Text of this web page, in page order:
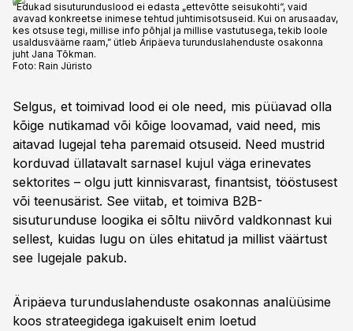
“Edukad sisuturunduslood ei edasta „ettevõtte seisukohti“, vaid
avavad konkreetse inimese tehtud juhtimisotsuseid. Kui on arusaadav,
kes otsuse tegi, millise info põhjal ja millise vastutusega, tekib loole
usaldusväärne raam,” ütleb Äripäeva turunduslahenduste osakonna
juht Jana Tõkman.
Foto: Rain Jüristo
Selgus, et toimivad lood ei ole need, mis püüavad olla
kõige nutikamad või kõige loovamad, vaid need, mis
aitavad lugejal teha paremaid otsuseid. Need mustrid
korduvad üllatavalt sarnasel kujul väga erinevates
sektorites – olgu jutt kinnisvarast, finantsist, tööstusest
või teenusärist. See viitab, et toimiva B2B-
sisuturunduse loogika ei sõltu niivõrd valdkonnast kui
sellest, kuidas lugu on üles ehitatud ja millist väärtust
see lugejale pakub.
Äripäeva turunduslahenduste osakonnas analüüsime
koos strateegidega igakuiselt enim loetud